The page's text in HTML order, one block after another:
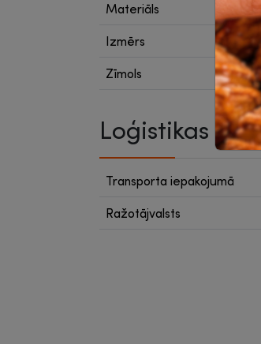
Materiāls
Izmērs
Zīmols
Loģistikas dati
Transporta iepakojumā
Ražotājvalsts